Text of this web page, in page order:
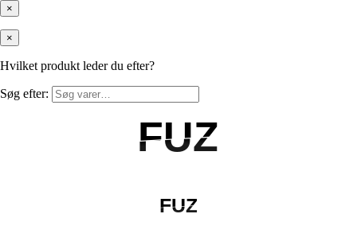
×
×
Hvilket produkt leder du efter?
Søg efter:
FUZ
FUZ
FUZ
FUZ